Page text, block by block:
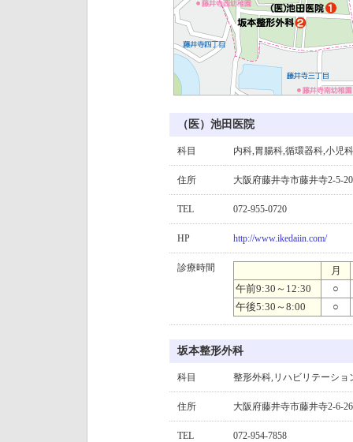
（医）池田医院
科目 内科,胃腸科,循環器科,小児科
住所 大阪府藤井寺市藤井寺2-5-20
TEL 072-955-0720
HP http://www.ikedaiin.com/
診療時間
月
午前9:30～12:30
○
午後5:30～8:00
○
坂本整形外科
科目 整形外科,リハビリテーショ
住所 大阪府藤井寺市藤井寺2-6-26
TEL 072-954-7858